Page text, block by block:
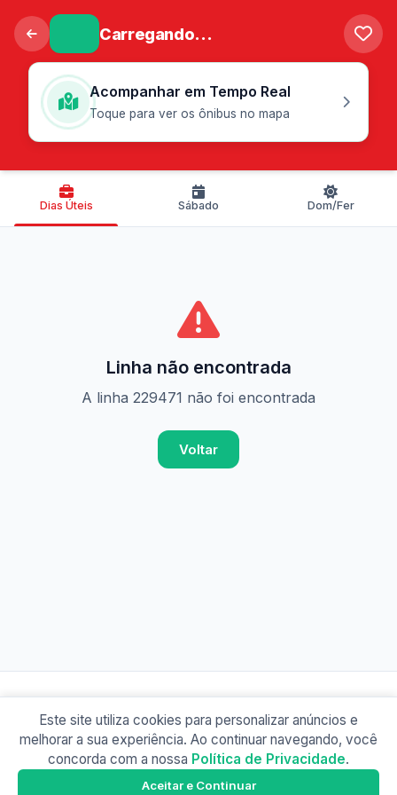
Carregando...
Acompanhar em Tempo Real
Toque para ver os ônibus no mapa
Dias Úteis Sábado Dom/Fer
Linha não encontrada
A linha 229471 não foi encontrada
Voltar
© 2026 Busão BR
Sobre Contato Política de Privacidade
Este site utiliza cookies para personalizar anúncios e
melhorar a sua experiência. Ao continuar navegando, você
concorda com a nossa Política de Privacidade.
Aceitar e Continuar